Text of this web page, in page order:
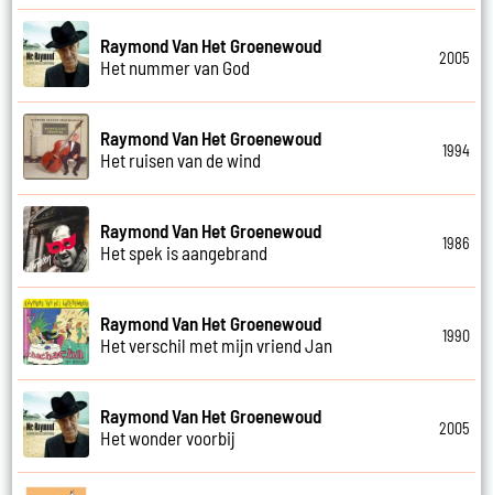
Raymond Van Het Groenewoud
Het nummer van God
2005
Raymond Van Het Groenewoud
Het ruisen van de wind
1994
Raymond Van Het Groenewoud
Het spek is aangebrand
1986
Raymond Van Het Groenewoud
Het verschil met mijn vriend Jan
1990
Raymond Van Het Groenewoud
Het wonder voorbij
2005